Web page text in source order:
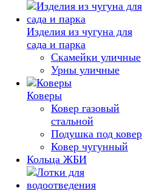
Изделия из чугуна для
сада и парка
Скамейки уличные
Урны уличные
Коверы
Ковер газовый
стальной
Подушка под ковер
Ковер чугунный
Кольца ЖБИ